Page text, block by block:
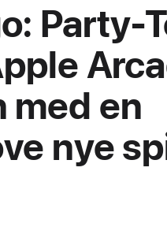
Party-
med en
nye